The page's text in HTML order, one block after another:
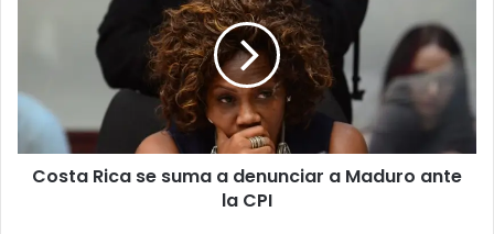
Maduro
ante
Costa Rica se suma a denunciar a Maduro ante
la CPI